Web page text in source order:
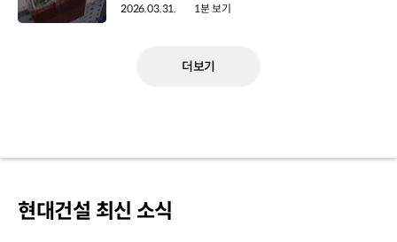
2026.03.31. 1분 보기
더보기
현대건설 최신 소식